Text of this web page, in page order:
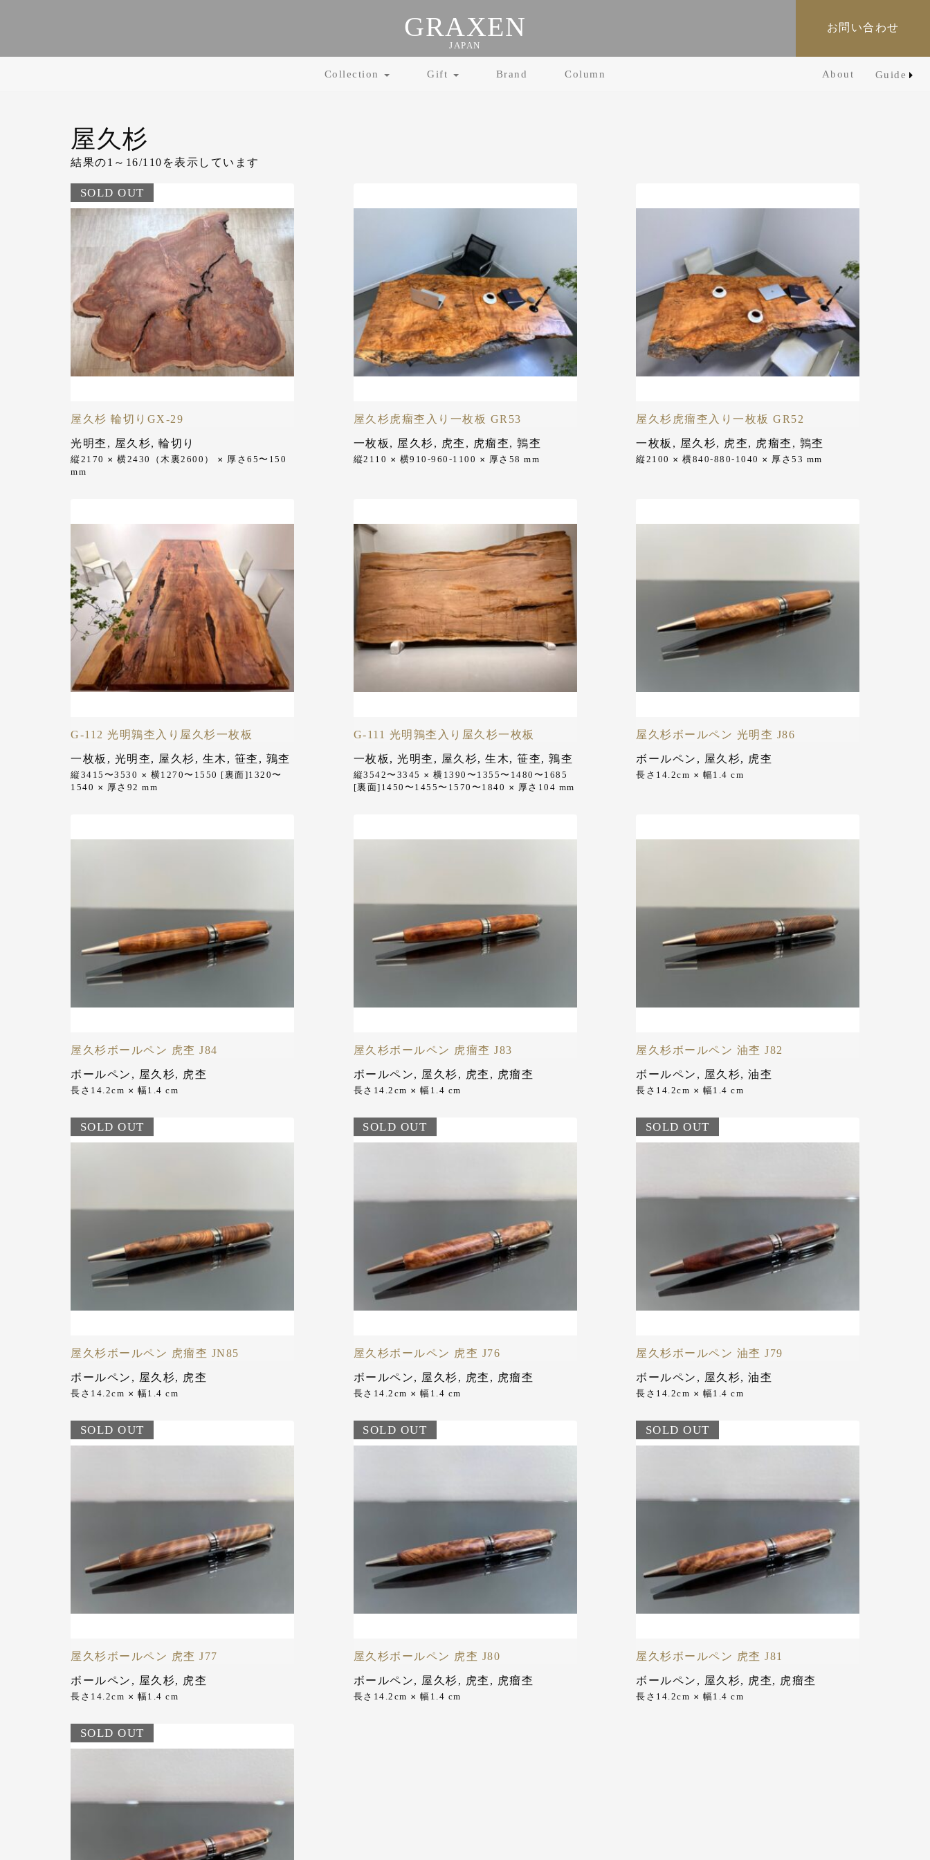
GRAXEN
JAPAN
お問い合わせ
Collection Gift Brand Column About Guide
屋久杉
結果の1～16/110を表示しています
SOLD OUT
屋久杉 輪切りGX-29
光明杢 , 屋久杉, 輪切り
縦2170 ✕ 横2430（木裏2600） ✕
厚さ65〜150
mm
屋久杉虎瘤杢入り一枚板 GR53
一枚板 , 屋久杉, 虎杢 , 虎瘤杢, 鶉杢
縦2110 ✕ 横910-960-1100 ✕ 厚さ58 mm
屋久杉虎瘤杢入り一枚板 GR52
一枚板 , 屋久杉, 虎杢, 虎瘤杢 , 鶉杢
縦2100 ✕ 横840-880-1040 ✕ 厚さ53 mm
G-112 光明鶉杢入り屋久杉一枚板
一枚板 , 光明杢, 屋久杉, 生木 , 笹杢 , 鶉杢
縦3415〜3530 ✕
横1270〜1550 [裏面]1320〜
1540
✕ 厚さ92 mm
G-111 光明鶉杢入り屋久杉一枚板
一枚板 , 光明杢 , 屋久杉, 生木, 笹杢, 鶉杢
縦3542〜3345 ✕
横1390〜1355〜1480〜1685
[裏面]1450〜1455〜1570〜1840
✕ 厚さ104 mm
屋久杉ボールペン 光明杢 J86
ボールペン , 屋久杉, 虎杢
長さ14.2cm ✕ 幅1.4 cm
屋久杉ボールペン 虎杢 J84
ボールペン , 屋久杉, 虎杢
長さ14.2cm ✕ 幅1.4 cm
屋久杉ボールペン 虎瘤杢 J83
ボールペン, 屋久杉, 虎杢 , 虎瘤杢
長さ14.2cm ✕ 幅1.4 cm
屋久杉ボールペン 油杢 J82
ボールペン , 屋久杉, 油杢
長さ14.2cm ✕ 幅1.4 cm
SOLD OUT
屋久杉ボールペン 虎瘤杢 JN85
ボールペン , 屋久杉, 虎杢
長さ14.2cm ✕ 幅1.4 cm
SOLD OUT
屋久杉ボールペン 虎杢 J76
ボールペン, 屋久杉, 虎杢 , 虎瘤杢
長さ14.2cm ✕ 幅1.4 cm
SOLD OUT
屋久杉ボールペン 油杢 J79
ボールペン , 屋久杉, 油杢
長さ14.2cm ✕ 幅1.4 cm
SOLD OUT
屋久杉ボールペン 虎杢 J77
ボールペン , 屋久杉, 虎杢
長さ14.2cm ✕ 幅1.4 cm
SOLD OUT
屋久杉ボールペン 虎杢 J80
ボールペン, 屋久杉, 虎杢 , 虎瘤杢
長さ14.2cm ✕ 幅1.4 cm
SOLD OUT
屋久杉ボールペン 虎杢 J81
ボールペン , 屋久杉, 虎杢, 虎瘤杢
長さ14.2cm ✕ 幅1.4 cm
SOLD OUT